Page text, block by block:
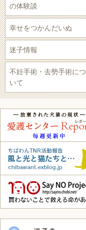
の体験談
幸せをつかんだいぬ
迷子情報
不妊手術・去勢手術につ
いて